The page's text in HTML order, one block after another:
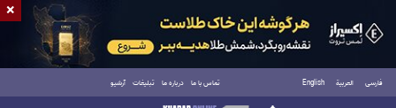
فارسی العربية English تماس با ما درباره ما تبلیغات آرشیو
×